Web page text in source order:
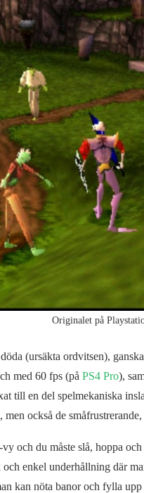
Originalet på
(ursäkta ordvitsen),
med 60 fps (på PS4 Pro),
till en del spelmekaniska
också de
och du måste slå, hoppa
enkel underhållning där
kan nöta banor och fylla